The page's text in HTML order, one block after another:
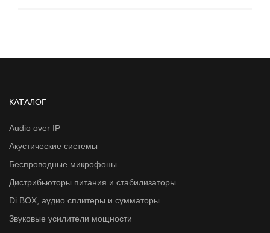
КАТАЛОГ
Audio over IP
Акустические системы
Беспроводные микрофоны
Дистрибьюторы питания и стабилизаторы
Di BOX, аудио сплитеры и сумматоры
Звуковые усилители мощности